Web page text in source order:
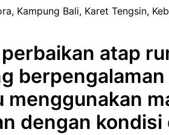
Kampung Bali, Karet Tengsin,
atap
menggunakan
dengan kondisi